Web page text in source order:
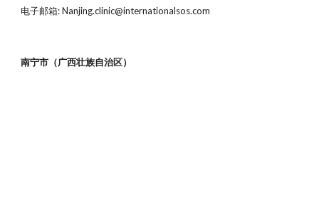
电子邮箱: Nanjing.clinic@internationalsos.com
南宁市（广西壮族自治区）